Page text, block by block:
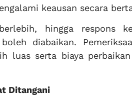
keausan secara
hingga respons
diabaikan.
luas serta biaya
Ditangani